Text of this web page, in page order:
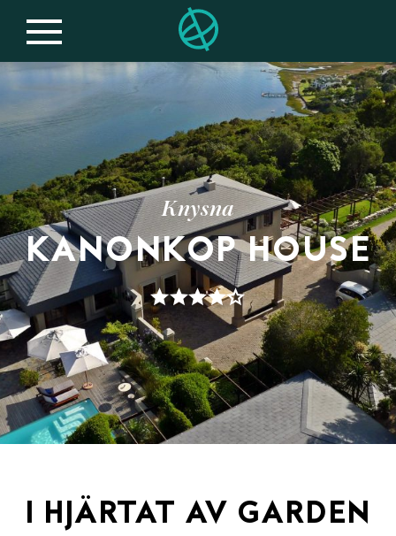
Knysna
KANONKOP HOUSE
I HJÄRTAT AV GARDEN